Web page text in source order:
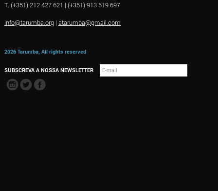
T. (+351) 212 427 621 | (+351) 913 519 697
info@tarumba.org| atarumba@gmail.com
2026 Tarumba, All rights reserved
SUBSCREVA A NOSSA NEWSLETTER